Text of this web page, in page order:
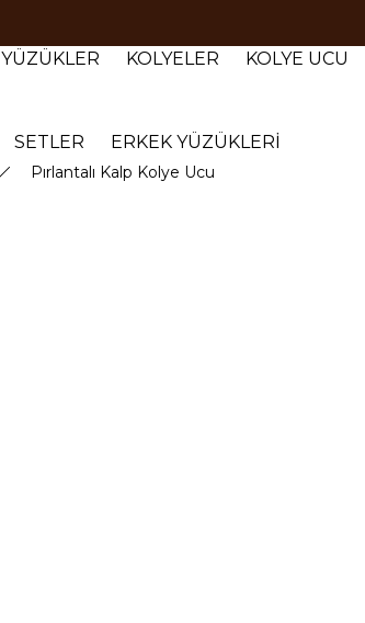
Tüm
YÜZÜKLER KOLYELER KOLYE UCU
SETLER ERKEK YÜZÜKLERİ
Pırlantalı Kalp Kolye Ucu